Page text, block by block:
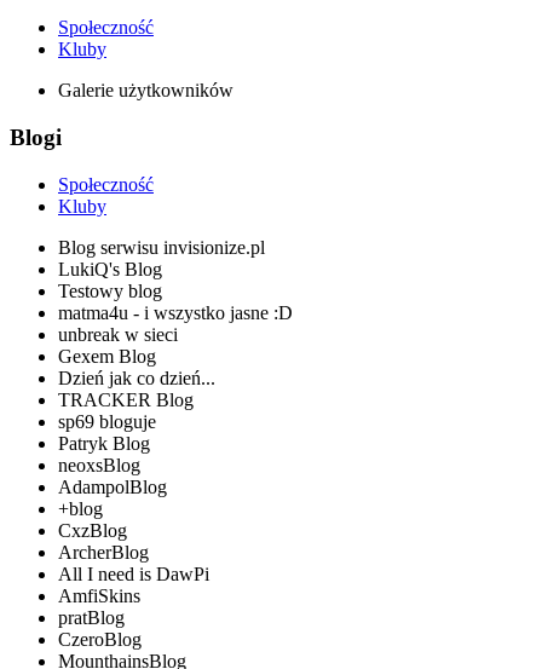
Społeczność
Kluby
Galerie użytkowników
Blogi
Społeczność
Kluby
Blog serwisu invisionize.pl
LukiQ's Blog
Testowy blog
matma4u - i wszystko jasne :D
unbreak w sieci
Gexem Blog
Dzień jak co dzień...
TRACKER Blog
sp69 bloguje
Patryk Blog
neoxsBlog
AdampolBlog
+blog
CxzBlog
ArcherBlog
All I need is DawPi
AmfiSkins
pratBlog
CzeroBlog
MounthainsBlog